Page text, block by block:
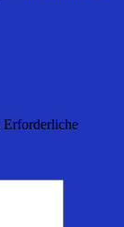
Erforderliche